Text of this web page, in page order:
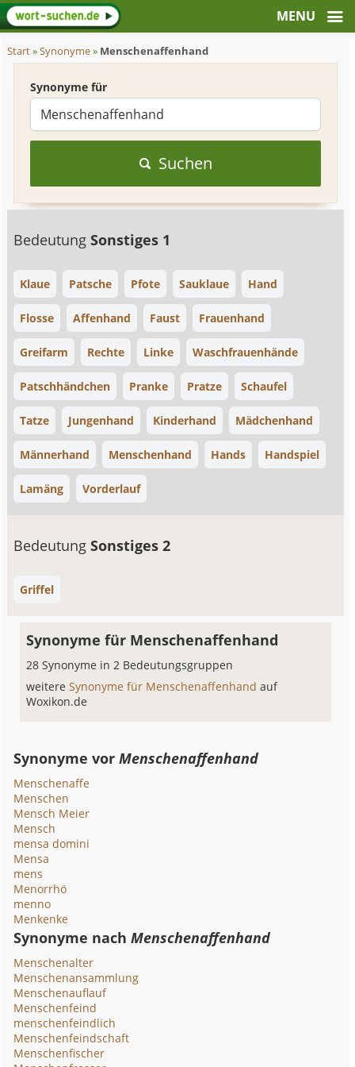
Start»Synonyme» Menschenaffenhand
Synonyme für
Suchen
BedeutungSonstiges 1
Klaue Patsche Pfote Sauklaue Hand
Flosse Affenhand Faust Frauenhand
Greifarm Rechte Linke Waschfrauenhände
Patschhändchen Pranke Pratze Schaufel
Tatze Jungenhand Kinderhand Mädchenhand
Männerhand Menschenhand Hands Handspiel
Lamäng Vorderlauf
BedeutungSonstiges 2
Griffel
Synonyme für Menschenaffenhand
28 Synonyme in 2 Bedeutungsgruppen
weitereSynonyme für Menschenaffenhandauf
Woxikon.de
Synonyme vorMenschenaffenhand
Menschenaffe
Menschen
Mensch Meier
Mensch
mensa domini
Mensa
mens
Menorrhö
menno
Menkenke
Synonyme nachMenschenaffenhand
Menschenalter
Menschenansammlung
Menschenauflauf
Menschenfeind
menschenfeindlich
Menschenfeindschaft
Menschenfischer